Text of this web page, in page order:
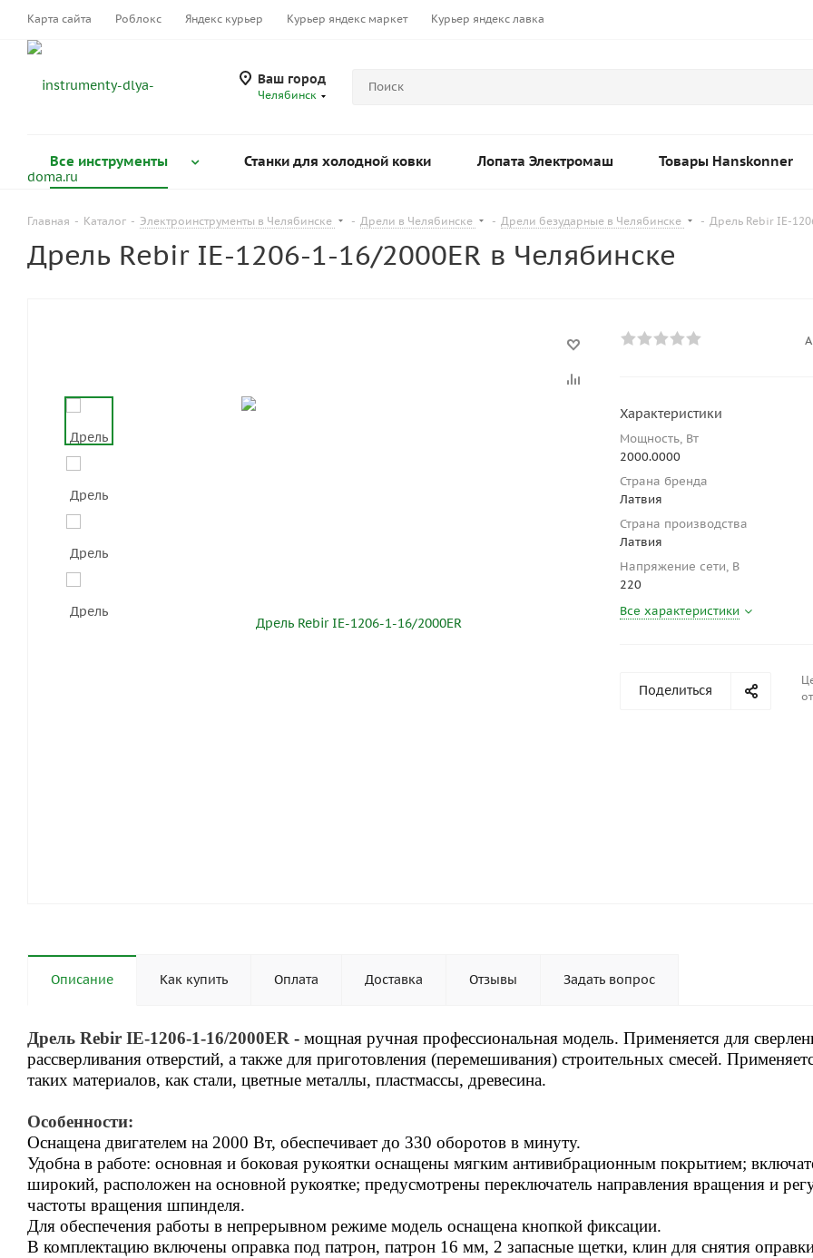
Карта сайта Роблокс Яндекс курьер Курьер яндекс маркет Курьер яндекс лавка
Ваш город
Челябинск
Все инструменты Станки для холодной ковки Лопата Электромаш Товары Hanskonner
Главная - Каталог - Электроинструменты в Челябинске - Дрели в Челябинске - Дрели безударные в Челябинске - Дрель Rebir IE-
Дрель Rebir IE-1206-1-16/2000ER в Челябинске
Характеристики
Мощность, Вт
2000.0000
Страна бренда
Латвия
Страна производства
Латвия
Напряжение сети, В
220
Все характеристики
Поделиться
Описание Как купить Оплата Доставка Отзывы Задать вопрос
Дрель Rebir IE-1206-1-16/2000ER - мощная ручная профессиональная модель. Применяется для
рассверливания отверстий, а также для приготовления (перемешивания) строительных смесей.
таких материалов, как стали, цветные металлы, пластмассы, древесина.
Особенности:
Оснащена двигателем на 2000 Вт, обеспечивает до 330 оборотов в минуту.
Удобна в работе: основная и боковая рукоятки оснащены мягким антивибрационным покрытием;
широкий, расположен на основной рукоятке; предусмотрены переключатель направления вращения и
частоты вращения шпинделя.
Для обеспечения работы в непрерывном режиме модель оснащена кнопкой фиксации.
В комплектацию включены оправка под патрон, патрон 16 мм, 2 запасные щетки, клин для снятия